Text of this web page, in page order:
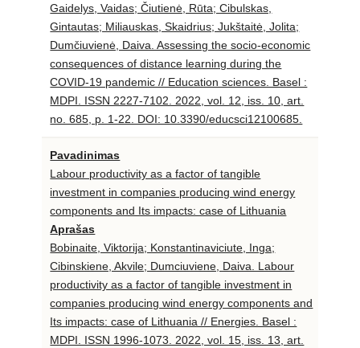
Gaidelys, Vaidas; Čiutienė, Rūta; Cibulskas,
Gintautas; Miliauskas, Skaidrius; Jukštaitė, Jolita;
Dumčiuvienė, Daiva. Assessing the socio-economic
consequences of distance learning during the
COVID-19 pandemic // Education sciences. Basel :
MDPI. ISSN 2227-7102. 2022, vol. 12, iss. 10, art.
no. 685, p. 1-22. DOI: 10.3390/educsci12100685.
Pavadinimas
Labour productivity as a factor of tangible
investment in companies producing wind energy
components and Its impacts: case of Lithuania
Aprašas
Bobinaite, Viktorija; Konstantinaviciute, Inga;
Cibinskiene, Akvile; Dumciuviene, Daiva. Labour
productivity as a factor of tangible investment in
companies producing wind energy components and
Its impacts: case of Lithuania // Energies. Basel :
MDPI. ISSN 1996-1073. 2022, vol. 15, iss. 13, art.